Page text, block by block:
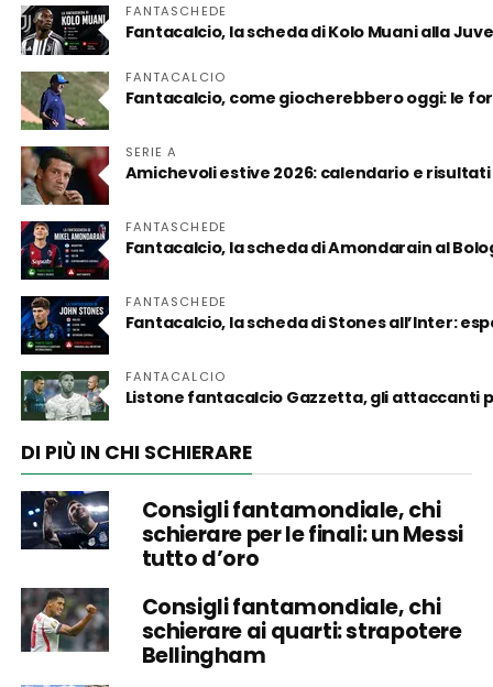
FANTASCHEDE
Fantacalcio, la scheda di Kolo Muani alla
FANTACALCIO
Fantacalcio, come giocherebbero oggi: le
SERIE A
Amichevoli estive 2026: calendario e risultati
FANTASCHEDE
Fantacalcio, la scheda di Amondarain al
FANTASCHEDE
Fantacalcio, la scheda di Stones all’Inter:
FANTACALCIO
Listone fantacalcio Gazzetta, gli attaccanti
DI PIÙ IN CHI SCHIERARE
Consigli fantamondiale, chi
schierare per le finali: un Messi
tutto d’oro
Consigli fantamondiale, chi
schierare ai quarti: strapotere
Bellingham